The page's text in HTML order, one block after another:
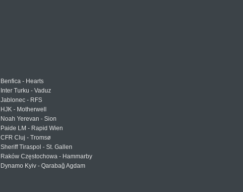
Benfica - Hearts
Inter Turku - Vaduz
Jablonec - RFS
HJK - Motherwell
Noah Yerevan - Sion
Paide LM - Rapid Wien
CFR Cluj - Tromsø
Sheriff Tiraspol - St. Gallen
Raków Częstochowa - Hammarby
Dynamo Kyiv - Qarabağ Agdam